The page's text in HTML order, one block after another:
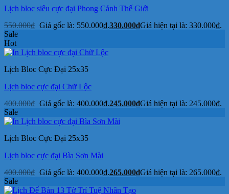
Lịch bloc siêu cực đại Phong Cảnh Thế Giới
550.000₫ Giá gốc là: 550.000₫.330.000₫Giá hiện tại là: 330.000₫.
Sale
Hot
Lịch Bloc Cực Đại 25x35
Lịch bloc cực đại Chữ Lộc
400.000₫ Giá gốc là: 400.000₫.245.000₫Giá hiện tại là: 245.000₫.
Sale
Lịch Bloc Cực Đại 25x35
Lịch bloc cực đại Bìa Sơn Mài
400.000₫ Giá gốc là: 400.000₫.265.000₫Giá hiện tại là: 265.000₫.
Sale